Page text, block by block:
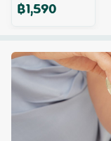
฿1,590